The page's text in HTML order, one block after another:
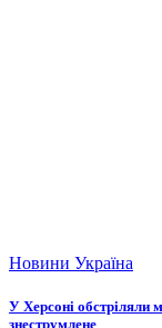
Новини Україна
У Херсоні обстріляли
знеструмлене